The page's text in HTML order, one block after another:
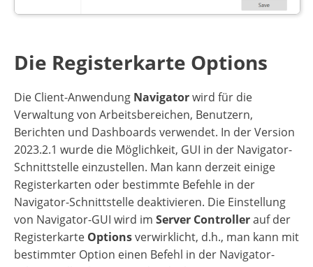
Die Registerkarte Options
Die Client-Anwendung Navigatorwird für die
Verwaltung von Arbeitsbereichen, Benutzern,
Berichten und Dashboards verwendet. In der Version
2023.2.1 wurde die Möglichkeit, GUI in der Navigator-
Schnittstelle einzustellen. Man kann derzeit einige
Registerkarten oder bestimmte Befehle in der
Navigator-Schnittstelle deaktivieren. Die Einstellung
von Navigator-GUI wird im Server Controllerauf der
Registerkarte Optionsverwirklicht, d.h., man kann mit
bestimmter Option einen Befehl in der Navigator-